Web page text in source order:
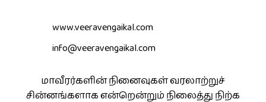
www.veeravengaikal.com
info@veeravengaikal.com
மாவீரர்களின் நினைவுகள் வரலாற்றுச்
சின்னங்களாக என்றென்றும் நிலைத்து நிற்க